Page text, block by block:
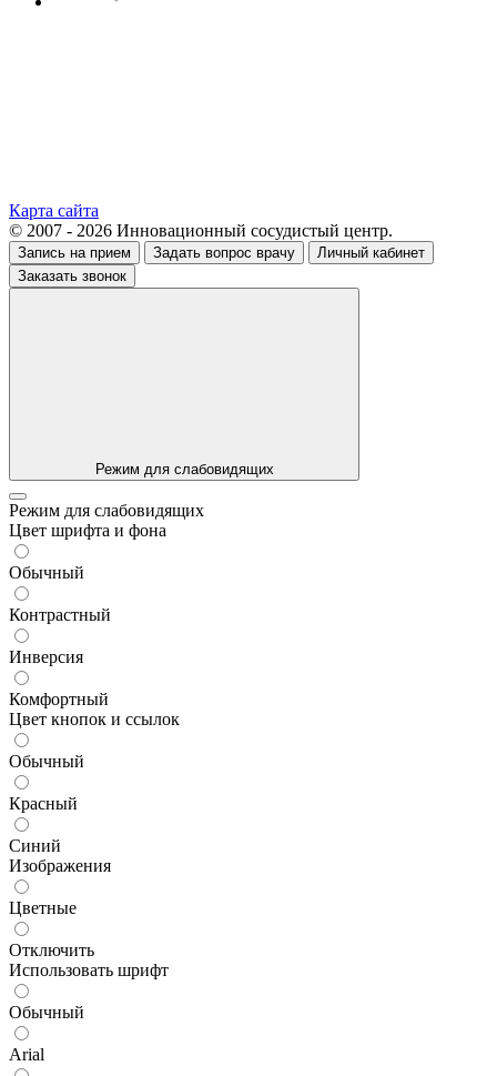
Карта сайта
© 2007 - 2026 Инновационный сосудистый центр.
Запись на прием Задать вопрос врачу
Личный кабинет
Заказать звонок
Режим для слабовидящих
Режим для слабовидящих
Цвет шрифта и фона
Обычный
Контрастный
Инверсия
Комфортный
Цвет кнопок и ссылок
Обычный
Красный
Синий
Изображения
Цветные
Отключить
Использовать шрифт
Обычный
Arial